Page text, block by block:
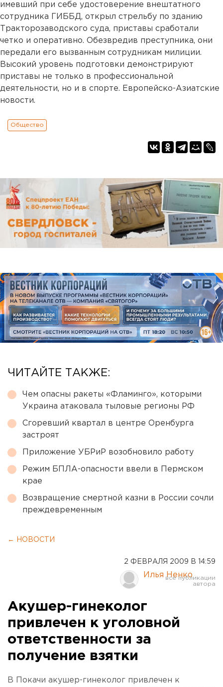
имевший при себе удостоверение внештатного
сотрудника ГИББД, открыл стрельбу по зданию
Тракторозаводского суда, приставы сработали
четко и оперативно. Обезвредив преступника, они
передали его вызванным сотрудникам милиции.
Высокий уровень подготовки демонстрируют
приставы не только в профессиональной
деятельности, но и в спорте. Европейско-Азиатские
новости.
Общество
ЧИТАЙТЕ ТАКЖЕ:
Чем опасны ракеты «Фламинго», которыми
Украина атаковала тыловые регионы РФ
Сгоревший квартал в центре Оренбурга
застроят
Приложение УБРиР возобновило работу
Режим БПЛА-опасности ввели в Пермском
крае
Возвращение смертной казни в России сочли
преждевременным
← НОВОСТИ
2 ФЕВРАЛЯ 2009 В 14:59
Илья Ненко
Акушер-гинеколог
привлечен к уголовной
ответственности за
получение взятки
В Покачи акушер-гинеколог привлечен к